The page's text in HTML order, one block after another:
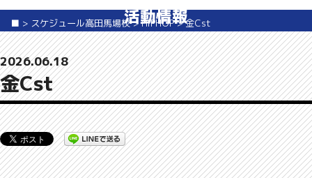
■ > スケジュール高田馬場校>HIPHOP>金Cst
活動情報
2026.06.18
金Cst